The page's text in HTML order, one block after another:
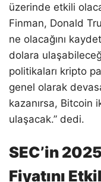
üzerinde etkili
Finman, Donald
ne olacağını
dolara
politikaları kripto
genel olarak
kazanırsa, Bitcoin
ulaşacak.” dedi.
SEC’in
Fiyatını